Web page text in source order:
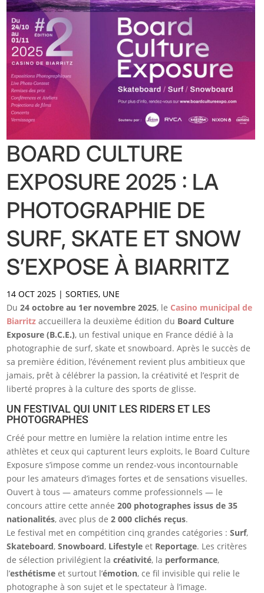
BOARD CULTURE
EXPOSURE 2025 : LA
PHOTOGRAPHIE DE
SURF, SKATE ET SNOW
S’EXPOSE À BIARRITZ
14 OCT 2025 |SORTIES, UNE
Du24 octobre au 1er novembre 2025, le Casino municipal de
Biarritz accueillera la deuxième édition du Board Culture
Exposure (B.C.E.), un festival unique en France dédié à la
photographie de surf, skate et snowboard. Après le succès de
sa première édition, l’événement revient plus ambitieux que
jamais, prêt à célébrer la passion, la créativité et l’esprit de
liberté propres à la culture des sports de glisse.
UN FESTIVAL QUI UNIT LES RIDERS ET LES
PHOTOGRAPHES
Créé pour mettre en lumière la relation intime entre les
athlètes et ceux qui capturent leurs exploits, le Board Culture
Exposure s’impose comme un rendez-vous incontournable
pour les amateurs d’images fortes et de sensations visuelles.
Ouvert à tous — amateurs comme professionnels — le
concours attire cette année200 photographes issus de 35
nationalités, avec plus de2 000 clichés reçus.
Le festival met en compétition cinq grandes catégories :Surf,
Skateboard,Snowboard, Lifestyle et Reportage. Les critères
de sélection privilégient lacréativité, la performance,
l’esthétisme et surtout l’émotion, ce fil invisible qui relie le
photographe à son sujet et le spectateur à l’image.